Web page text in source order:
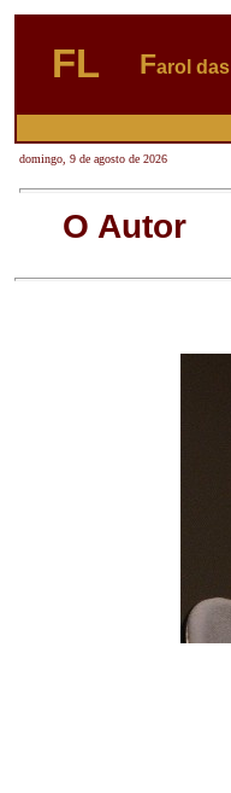
FL Farol das
domingo, 9 de agosto de 2026
O Autor